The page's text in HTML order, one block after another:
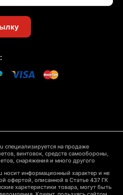
на продаже
винтовок, средств самообороны,
снаряжения и много другого
носит информационный характер и не
офертой, описанной в Статье 437 ГК
харктеристики товара, могут быть